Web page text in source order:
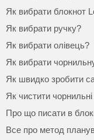
Як вибрати блокнот
Як вибрати ручку?
Як вибрати олівець?
Як вибрати
Як швидко зробити
Як чистити
Про що писати в
Все про метод